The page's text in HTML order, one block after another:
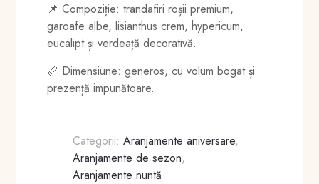
📌 Compoziție: trandafiri roșii premium,
garoafe albe, lisianthus crem, hypericum,
eucalipt și verdeață decorativă.
📏 Dimensiune: generos, cu volum bogat și
prezență impunătoare.
Categorii:Aranjamente aniversare,
Aranjamente de sezon,
Aranjamente nuntă